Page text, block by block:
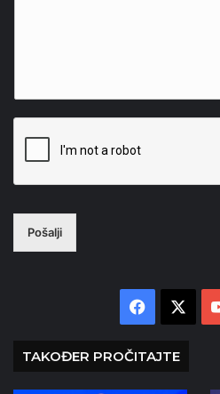
Pošalji
Facebook
TAKOĐER PROČITAJTE